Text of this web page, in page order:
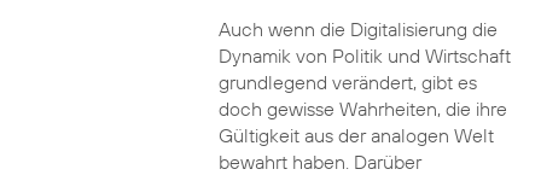
Auch wenn die Digitalisierung die
Dynamik von Politik und Wirtschaft
grundlegend verändert, gibt es
doch gewisse Wahrheiten, die ihre
Gültigkeit aus der analogen Welt
bewahrt haben. Darüber